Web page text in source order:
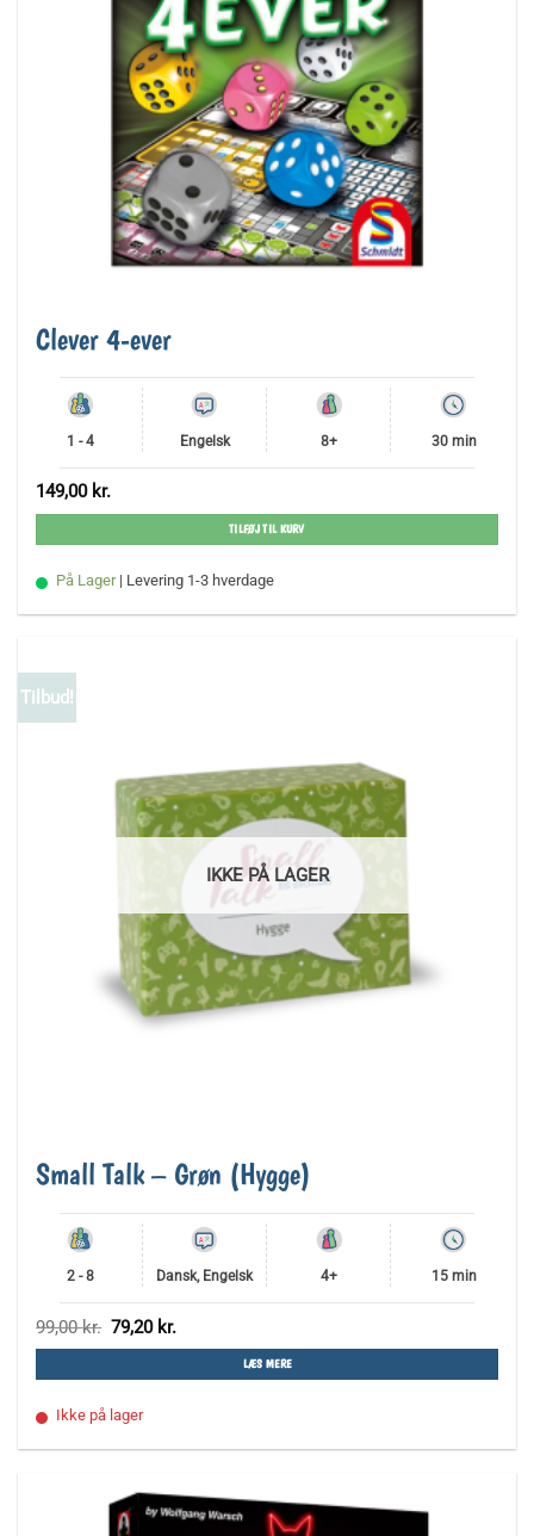
Clever 4-ever
1 - 4 Engelsk 8+ 30 min
149,00 kr.
TILFØJ TIL KURV
På Lager | Levering 1-3 hverdage
Tilbud!
IKKE PÅ LAGER
Small Talk – Grøn (Hygge)
2 - 8 Dansk, Engelsk 4+ 15 min
99,00kr. Den
oprindelige
pris
99,00 kr..
79,20 kr.
aktuelle
pris
79,20 kr..
LÆS MERE
Ikke på lager